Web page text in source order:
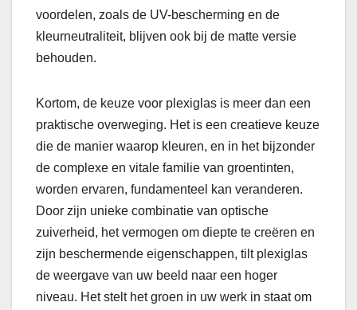
voordelen, zoals de UV-bescherming en de
kleurneutraliteit, blijven ook bij de matte versie
behouden.
Kortom, de keuze voor plexiglas is meer dan een
praktische overweging. Het is een creatieve keuze
die de manier waarop kleuren, en in het bijzonder
de complexe en vitale familie van groentinten,
worden ervaren, fundamenteel kan veranderen.
Door zijn unieke combinatie van optische
zuiverheid, het vermogen om diepte te creëren en
zijn beschermende eigenschappen, tilt plexiglas
de weergave van uw beeld naar een hoger
niveau. Het stelt het groen in uw werk in staat om